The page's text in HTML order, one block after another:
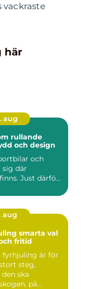
vackraste
här
aug
rullande
och design
och
sig där
Just därfö...
aug
val
fritid
fyrhjuling är för
steg,
ska
på